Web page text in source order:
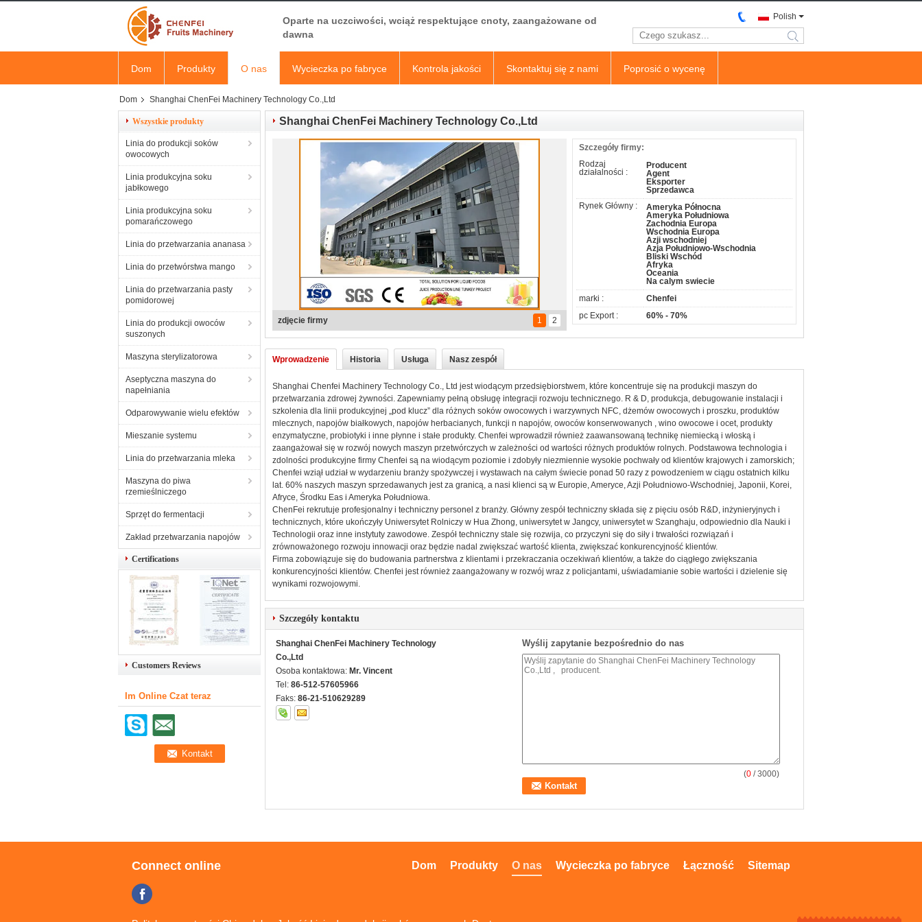
Oparte na uczciwości, wciąż respektujące cnoty, zaangażowane od
dawna
Polish
search
Dom Produkty O nas Wycieczka po fabryce Kontrola jakości Skontaktuj się z nami Poprosić o wycenę
Dom Shanghai ChenFei Machinery Technology Co.,Ltd
Wszystkie produkty
Linia do produkcji soków
owocowych
Linia produkcyjna soku
jabłkowego
Linia produkcyjna soku
pomarańczowego
Linia do przetwarzania ananasa
Linia do przetwórstwa mango
Linia do przetwarzania pasty
pomidorowej
Linia do produkcji owoców
suszonych
Maszyna sterylizatorowa
Aseptyczna maszyna do
napełniania
Odparowywanie wielu efektów
Mieszanie systemu
Linia do przetwarzania mleka
Maszyna do piwa
rzemieślniczego
Sprzęt do fermentacji
Zakład przetwarzania napojów
Certifications
Customers Reviews
Im Online Czat teraz
Shanghai ChenFei Machinery Technology Co.,Ltd
1 2
Zdjęcie biurowe
Szczegóły firmy:
Rodzaj
działalności :
Producent
Agent
Eksporter
Sprzedawca
Rynek Główny :
Ameryka Północna
Ameryka Południowa
Zachodnia Europa
Wschodnia Europa
Azji wschodniej
Azja Południowo-Wschodnia
Bliski Wschód
Afryka
Oceania
Na calym swiecie
marki :
Chenfei
pc Export :
60% - 70%
Wprowadzenie Historia Usługa Nasz zespół
Shanghai Chenfei Machinery Technology Co., Ltd jest wiodącym przedsiębiorstwem, które koncentruje się na produkcji maszyn do
przetwarzania zdrowej żywności. Zapewniamy pełną obsługę integracji rozwoju technicznego. R & D, produkcja, debugowanie instalacji i
szkolenia dla linii produkcyjnej „pod klucz” dla różnych soków owocowych i warzywnych NFC, dżemów owocowych i proszku, produktów
mlecznych, napojów białkowych, napojów herbacianych, funkcji n napojów, owoców konserwowanych , wino owocowe i ocet, produkty
enzymatyczne, probiotyki i inne płynne i stałe produkty. Chenfei wprowadził również zaawansowaną technikę niemiecką i włoską i
zaangażował się w rozwój nowych maszyn przetwórczych w zależności od wartości różnych produktów rolnych. Podstawowa technologia i
zdolności produkcyjne firmy Chenfei są na wiodącym poziomie i zdobyły niezmiennie wysokie pochwały od klientów krajowych i zamorskich;
Chenfei wziął udział w wydarzeniu branży spożywczej i wystawach na całym świecie ponad 50 razy z powodzeniem w ciągu ostatnich kilku
lat. 60% naszych maszyn sprzedawanych jest za granicą, a nasi klienci są w Europie, Ameryce, Azji Południowo-Wschodniej, Japonii, Korei,
Afryce, Środku Eas i Ameryka Południowa.
ChenFei rekrutuje profesjonalny i techniczny personel z branży. Główny zespół techniczny składa się z pięciu osób R&D, inżynieryjnych i
technicznych, które ukończyły Uniwersytet Rolniczy w Hua Zhong, uniwersytet w Jangcy, uniwersytet w Szanghaju, odpowiednio dla Nauki i
Technologii oraz inne instytuty zawodowe. Zespół techniczny stale się rozwija, co przyczyni się do siły i trwałości rozwiązań i
zrównoważonego rozwoju innowacji oraz będzie nadal zwiększać wartość klienta, zwiększać konkurencyjność klientów.
Firma zobowiązuje się do budowania partnerstwa z klientami i przekraczania oczekiwań klientów, a także do ciągłego zwiększania
konkurencyjności klientów. Chenfei jest również zaangażowany w rozwój wraz z policjantami, uświadamianie sobie wartości i dzielenie się
wynikami rozwojowymi.
Szczegóły kontaktu
Shanghai ChenFei Machinery Technology
Co.,Ltd
Osoba kontaktowa: Mr. Vincent
Tel: 86-512-57605966
Faks: 86-21-510629289
Wyślij zapytanie bezpośrednio do nas
(0 / 3000)
Connect online Sitemap
Łączność
Wycieczka po fabryce
O nas
Produkty
Dom